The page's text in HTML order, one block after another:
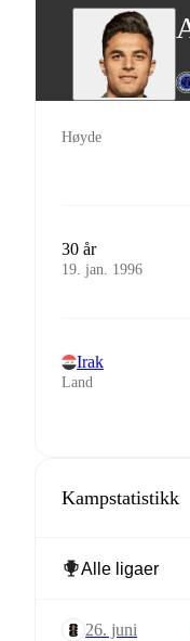
Høyde
30 år
19. jan. 1996
Irak
Land
Kampstatistikk
26. juni